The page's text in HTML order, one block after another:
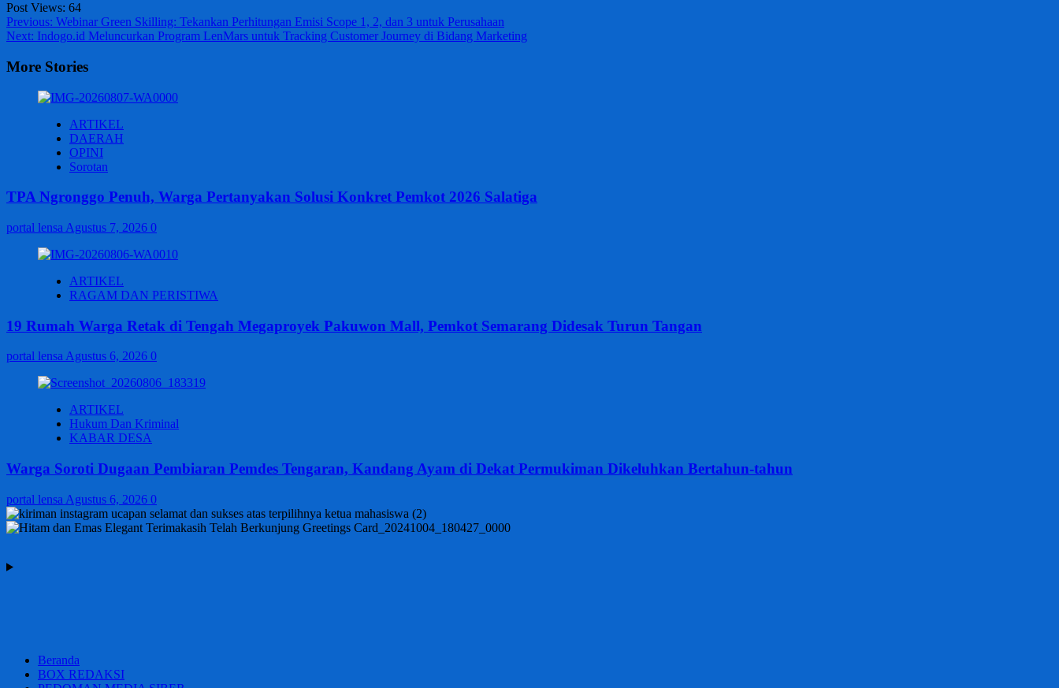
Post Views: 64
Post
navigation
Previous: Webinar Green Skilling: Tekankan Perhitungan Emisi Scope 1, 2, dan 3 untuk Perusahaan
Next: Indogo.id Meluncurkan Program LenMars untuk Tracking Customer Journey di Bidang Marketing
More Stories
ARTIKEL
DAERAH
OPINI
Sorotan
TPA Ngronggo Penuh, Warga Pertanyakan Solusi Konkret Pemkot 2026 Salatiga
portal lensa Agustus 7, 2026 0
ARTIKEL
RAGAM DAN PERISTIWA
19 Rumah Warga Retak di Tengah Megaproyek Pakuwon Mall, Pemkot Semarang Didesak Turun Tangan
portal lensaAgustus 6, 2026 0
ARTIKEL
Hukum Dan Kriminal
KABAR DESA
Warga Soroti Dugaan Pembiaran Pemdes Tengaran, Kandang Ayam di Dekat Permukiman Dikeluhkan Bertahun-tahun
portal lensa Agustus 6, 2026 0
Beranda
BOX REDAKSI